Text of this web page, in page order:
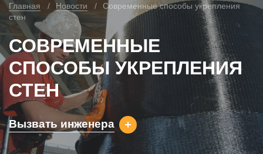
Главная Новости
Современные способы укрепления
стен
СОВРЕМЕННЫЕ
СПОСОБЫ УКРЕПЛЕНИЯ
СТЕН
Вызвать инженера